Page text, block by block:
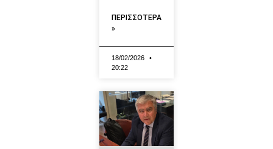
ΠΕΡΙΣΣΟΤΕΡΑ
»
18/02/2026
20:22